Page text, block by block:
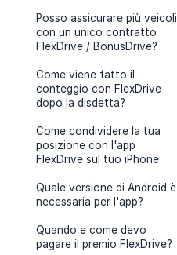
Posso assicurare più veicoli
con un unico contratto
FlexDrive / BonusDrive?
Come viene fatto il
conteggio con FlexDrive
dopo la disdetta?
Come condividere la tua
posizione con l'app
FlexDrive sul tuo iPhone
Quale versione di Android è
necessaria per l'app?
Quando e come devo
pagare il premio FlexDrive?